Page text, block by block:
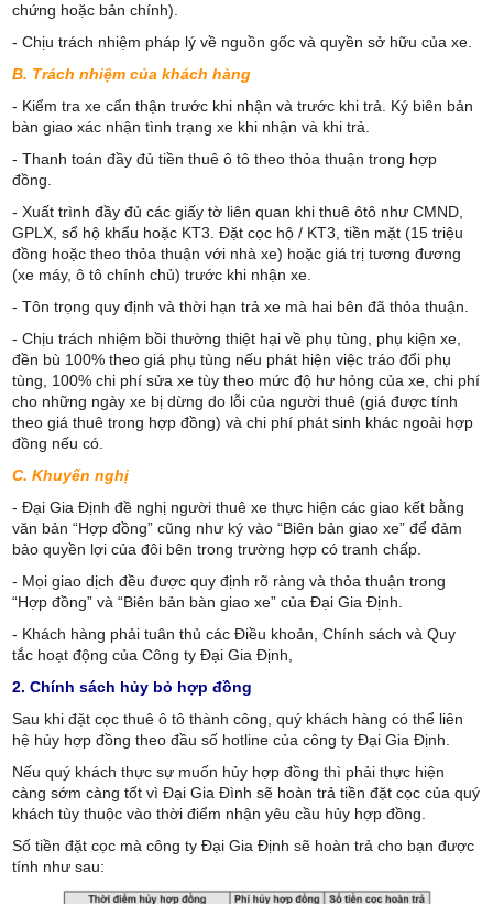
chứng hoặc bản chính).
- Chịu trách nhiệm pháp lý về nguồn gốc và quyền sở hữu của xe.
B. Trách nhiệm của khách hàng
- Kiểm tra xe cẩn thận trước khi nhận và trước khi trả. Ký biên bản
bàn giao xác nhận tình trạng xe khi nhận và khi trả.
- Thanh toán đầy đủ tiền thuê ô tô theo thỏa thuận trong hợp
đồng.
- Xuất trình đầy đủ các giấy tờ liên quan khi thuê ôtô như CMND,
GPLX, sổ hộ khẩu hoặc KT3. Đặt cọc hộ / KT3, tiền mặt (15 triệu
đồng hoặc theo thỏa thuận với nhà xe) hoặc giá trị tương đương
(xe máy, ô tô chính chủ) trước khi nhận xe.
- Tôn trọng quy định và thời hạn trả xe mà hai bên đã thỏa thuận.
- Chịu trách nhiệm bồi thường thiệt hại về phụ tùng, phụ kiện xe,
đền bù 100% theo giá phụ tùng nếu phát hiện việc tráo đổi phụ
tùng, 100% chi phí sửa xe tùy theo mức độ hư hỏng của xe, chi phí
cho những ngày xe bị dừng do lỗi của người thuê (giá được tính
theo giá thuê trong hợp đồng) và chi phí phát sinh khác ngoài hợp
đồng nếu có.
C. Khuyến nghị
- Đại Gia Định đề nghị người thuê xe thực hiện các giao kết bằng
văn bản “Hợp đồng” cũng như ký vào “Biên bản giao xe” để đảm
bảo quyền lợi của đôi bên trong trường hợp có tranh chấp.
- Mọi giao dịch đều được quy định rõ ràng và thỏa thuận trong
“Hợp đồng” và “Biên bản bàn giao xe” của Đại Gia Định.
- Khách hàng phải tuân thủ các Điều khoản, Chính sách và Quy
tắc hoạt động của Công ty Đại Gia Định,
2. Chính sách hủy bỏ hợp đồng
Sau khi đặt cọc thuê ô tô thành công, quý khách hàng có thể liên
hệ hủy hợp đồng theo đầu số hotline của công ty Đại Gia Định.
Nếu quý khách thực sự muốn hủy hợp đồng thì phải thực hiện
càng sớm càng tốt vì Đại Gia Đình sẽ hoàn trả tiền đặt cọc của quý
khách tùy thuộc vào thời điểm nhận yêu cầu hủy hợp đồng.
Số tiền đặt cọc mà công ty Đại Gia Định sẽ hoàn trả cho bạn được
tính như sau: